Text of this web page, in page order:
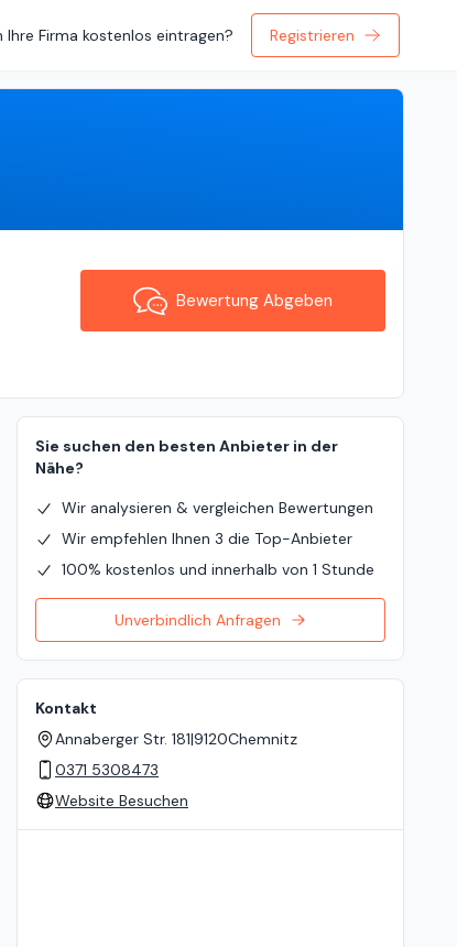
Ihre Firma kostenlos eintragen? Registrieren
Bewertung Abgeben
Sie suchen den besten Anbieter in der
Nähe?
Wir analysieren & vergleichen Bewertungen
Wir empfehlen Ihnen 3 die Top-Anbieter
100% kostenlos und innerhalb von 1 Stunde
Unverbindlich Anfragen
Kontakt
Annaberger Str. 181|9120Chemnitz
0371 5308473
Website Besuchen